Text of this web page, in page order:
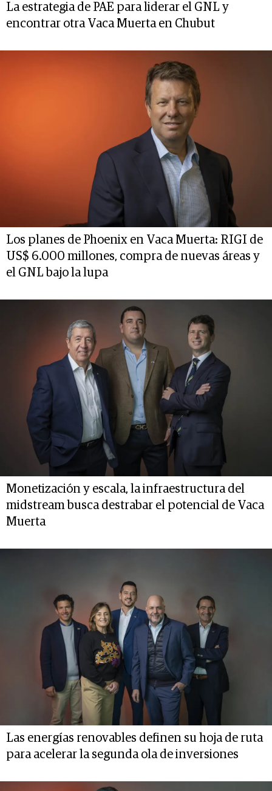
La estrategia de PAE para liderar el GNL y
encontrar otra Vaca Muerta en Chubut
Los planes de Phoenix en Vaca Muerta: RIGI de
US$ 6.000 millones, compra de nuevas áreas y
el GNL bajo la lupa
Monetización y escala, la infraestructura del
midstream busca destrabar el potencial de Vaca
Muerta
Las energías renovables definen su hoja de ruta
para acelerar la segunda ola de inversiones